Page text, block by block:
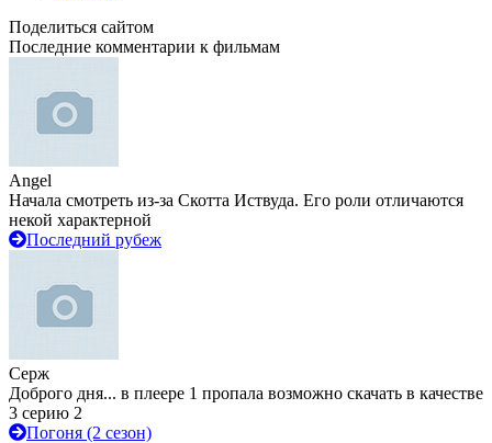
Поделиться сайтом
Последние комментарии к фильмам
Angel
Начала смотреть из-за Скотта Иствуда. Его роли отличаются
некой характерной
Последний рубеж
Серж
Доброго дня... в плеере 1 пропала возможно скачать в качестве
3 серию 2
Погоня (2 сезон)